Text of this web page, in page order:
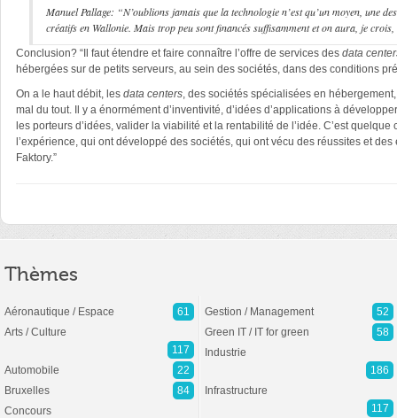
Manuel Pallage: “N’oublions jamais que la technologie n’est qu’un moyen, une
créatifs en Wallonie. Mais trop peu sont financés suffisamment et on aura, je
Conclusion? “Il faut étendre et faire connaître l’offre de services des data
hébergées sur de petits serveurs, au sein des sociétés, dans des conditions
On a le haut débit, les data centers, des sociétés spécialisées en
mal du tout. Il y a énormément d’inventivité, d’idées d’applications à
les porteurs d’idées, valider la viabilité et la rentabilité de l’idée. C’est
l’expérience, qui ont développé des sociétés, qui ont vécu des réussites et
Faktory.”
Thèmes
Aéronautique / Espace
61
Arts / Culture
117
Automobile
22
Bruxelles
84
Concours
Gestion / Management
52
Green IT / IT for green
58
Industrie
186
Infrastructure
117